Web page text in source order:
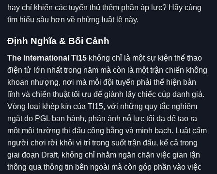
hay chỉ khiến các tuyển thủ thêm phần áp lực? Hãy cùng
tìm hiểu sâu hơn về những luật lệ này.
Định Nghĩa & Bối Cảnh
The International TI15 không chỉ là một sự kiện thể thao
điện tử lớn nhất trong năm mà còn là một trận chiến không
khoan nhượng, nơi mà mỗi đội tuyển phải thể hiện bản
lĩnh và chiến thuật tối ưu để giành lấy chiếc cúp danh giá.
Vòng loại khép kín của TI15, với những quy tắc nghiêm
ngặt do PGL ban hành, phản ánh nỗ lực tối đa để tạo ra
một môi trường thi đấu công bằng và minh bạch. Luật cấm
người chơi rời khỏi vị trí trong suốt trận đấu, kể cả trong
giai đoạn Draft, không chỉ nhằm ngăn chặn việc gian lận
thông qua thông tin bên ngoài mà còn góp phần vào việc